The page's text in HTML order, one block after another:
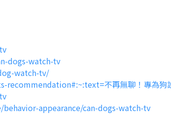
dogs-watch-tv
watch-tv/
不再無聊！專為狗
appearance/can-dogs-watch-tv